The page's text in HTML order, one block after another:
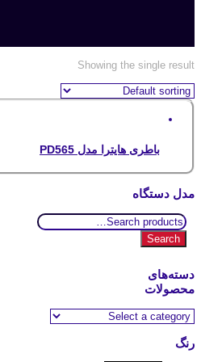
Showing the single result
باطری هایترا مدل PD565
مدل دستگاه
Search
for:
Search
دسته‌های
محصولات
رنگ